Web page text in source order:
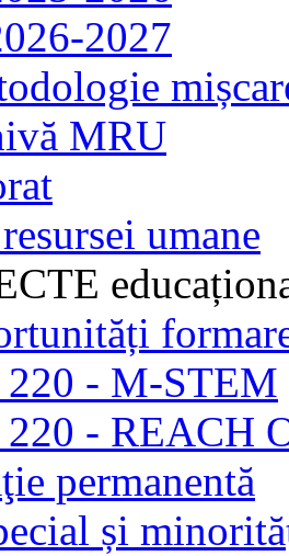
2027
MRU
umane
- M-STEM
- REACH
permanentă
și